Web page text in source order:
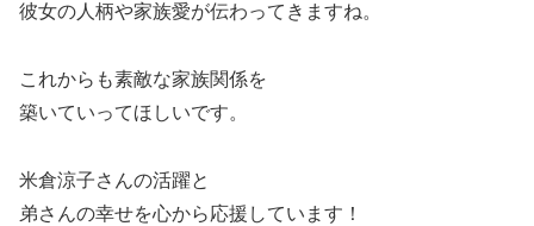
彼女の人柄や家族愛が伝わってきますね。
これからも素敵な家族関係を
築いていってほしいです。
米倉涼子さんの活躍と
弟さんの幸せを心から応援しています！